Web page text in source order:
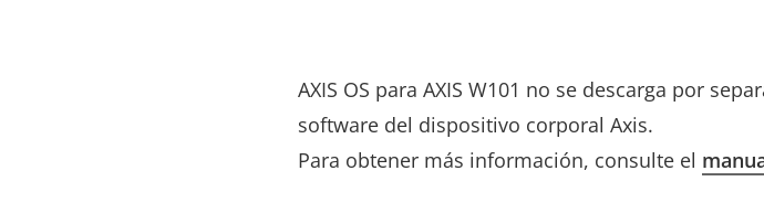
AXIS OS para AXIS W101 no se descarga por
software del dispositivo corporal Axis.
Para obtener más información, consulte el